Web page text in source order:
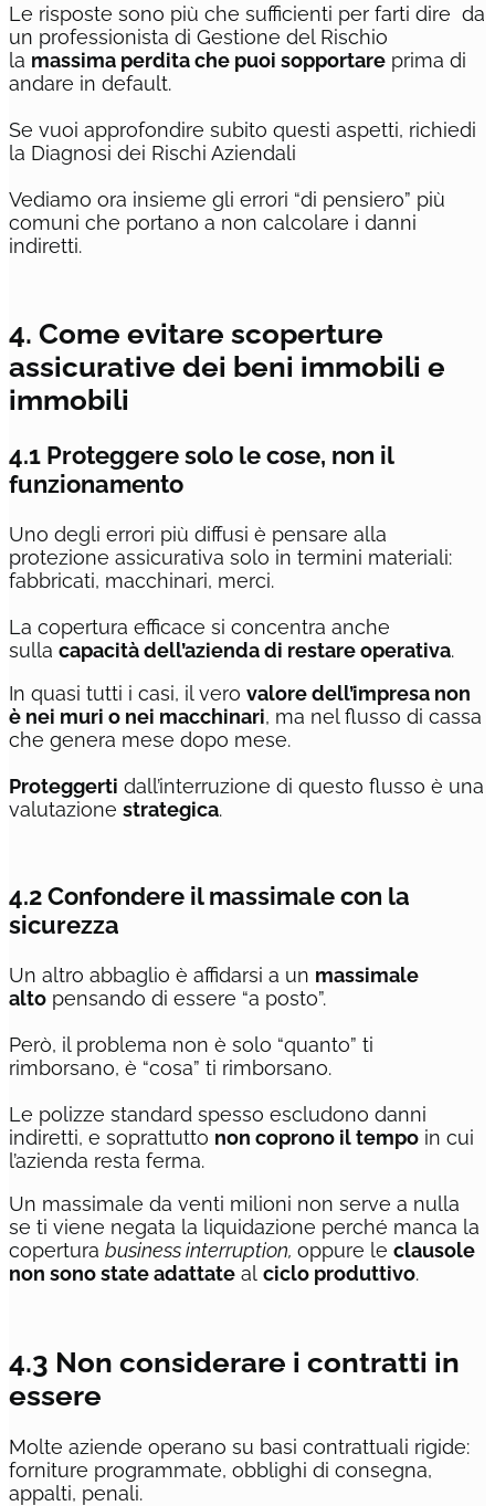
Le risposte sono più che sufficienti per farti dire da
un professionista di Gestione del Rischio
la massima perdita che puoi sopportare prima di
andare in default.
Se vuoi approfondire subito questi aspetti, richiedi
la Diagnosi dei Rischi Aziendali
Vediamo ora insieme gli errori “di pensiero” più
comuni che portano a non calcolare i danni
indiretti.
4. Come evitare scoperture
assicurative dei beni immobili e
immobili
4.1 Proteggere solo le cose, non il
funzionamento
Uno degli errori più diffusi è pensare alla
protezione assicurativa solo in termini materiali:
fabbricati, macchinari, merci.
La copertura efficace si concentra anche
sulla capacità dell’azienda di restare operativa.
In quasi tutti i casi, il vero valore dell’impresa non
è nei muri o nei macchinari, ma nel flusso di cassa
che genera mese dopo mese.
Proteggerti dall’interruzione di questo flusso è una
valutazione strategica.
4.2 Confondere il massimale con la
sicurezza
Un altro abbaglio è affidarsi a un massimale
alto pensando di essere “a posto”.
Però, il problema non è solo “quanto” ti
rimborsano, è “cosa” ti rimborsano.
Le polizze standard spesso escludono danni
indiretti, e soprattutto non coprono il tempo in cui
l’azienda resta ferma.
Un massimale da venti milioni non serve a nulla
se ti viene negata la liquidazione perché manca la
copertura business interruption, oppure le clausole
non sono state adattate al ciclo produttivo.
4.3 Non considerare i contratti in
essere
Molte aziende operano su basi contrattuali rigide:
forniture programmate, obblighi di consegna,
appalti, penali.